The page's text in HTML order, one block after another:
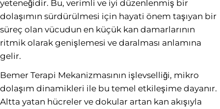
yeteneğidir. Bu, verimli ve iyi düzenlenmiş bir
dolaşımın sürdürülmesi için hayati önem taşıyan bir
süreç olan vücudun en küçük kan damarlarının
ritmik olarak genişlemesi ve daralması anlamına
gelir.
Bemer Terapi Mekanizmasının işlevselliği, mikro
dolaşım dinamikleri ile bu temel etkileşime dayanır.
Altta yatan hücreler ve dokular artan kan akışıyla